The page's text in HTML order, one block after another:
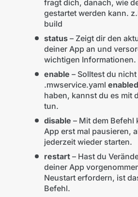
fragt dich, danach, wie
gestartet werden kann.
build
status – Zeigt dir den
deiner App an und
wichtigen Informationen.
enable – Solltest du
.mwservice.yaml enabled
haben, kannst du es mit
tun.
disable – Mit dem Befehl
App erst mal pausieren,
jederzeit wieder starten.
restart– Hast du
deiner App
Neustart erfordern, ist
Befehl.